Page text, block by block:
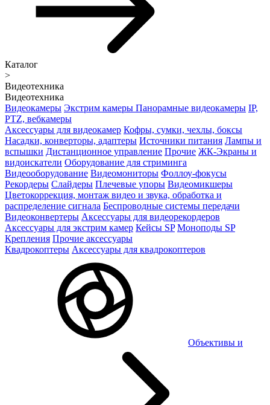
Каталог
>
Видеотехника
Видеотехника
Видеокамеры Экстрим камеры Панорамные видеокамеры IP,
PTZ, вебкамеры
Аксессуары для видеокамер Кофры, сумки, чехлы, боксы
Насадки, конверторы, адаптеры Источники питания Лампы и
вспышки Дистанционное управление Прочие ЖК-Экраны и
видоискатели Оборудование для стриминга
Видеооборудование Видеомониторы Фоллоу-фокусы
Рекордеры Слайдеры Плечевые упоры Видеомикшеры
Цветокоррекция, монтаж видео и звука, обработка и
распределение сигнала Беспроводные системы передачи
Видеоконвертеры Аксессуары для видеорекордеров
Аксессуары для экстрим камер Кейсы SP Моноподы SP
Крепления Прочие аксессуары
Квадрокоптеры Аксессуары для квадрокоптеров
Объективы и